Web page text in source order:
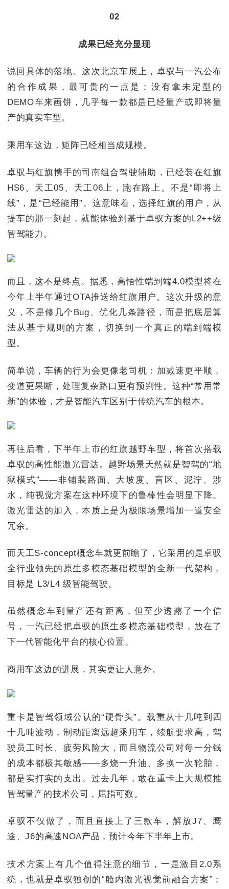
02
成果已经充分显现
说回具体的落地。这次北京车展上，卓驭与一汽公布
的合作成果，最可贵的一点是：没有拿未定型的
DEMO车来画饼，几乎每一款都是已经量产或即将量
产的真实车型。
乘用车这边，矩阵已经相当成规模。
卓驭与红旗携手的司南组合驾驶辅助，已经装在红旗
HS6、天工05、天工06上，跑在路上。不是“即将上
线”，是“已经能用”。这意味着，选择红旗的用户，从
提车的那一刻起，就能体验到基于卓驭方案的L2++级
智驾能力。
而且，这不是终点。据悉，高悟性端到端4.0模型将在
今年上半年通过OTA推送给红旗用户。这次升级的意
义，不是修几个Bug、优化几条路径，而是把底层算
法从基于规则的方案，切换到一个真正的端到端模
型。
简单说，车辆的行为会更像老司机：加减速更平顺，
变道更果断，处理复杂路口更有预判性。这种“常用常
新”的体验，才是智能汽车区别于传统汽车的根本。
再往后看，下半年上市的红旗越野车型，将首次搭载
卓驭的高性能激光雷达。越野场景天然就是智驾的“地
狱模式”——非铺装路面、大坡度、盲区、泥泞、涉
水，纯视觉方案在这种环境下的鲁棒性会明显下降。
激光雷达的加入，本质上是为极限场景增加一道安全
冗余。
而天工S-concept概念车就更前瞻了，它采用的是卓驭
全行业领先的原生多模态基础模型的全新一代架构，
目标是 L3/L4 级智能驾驶。
虽然概念车到量产还有距离，但至少透露了一个信
号，一汽已经把卓驭的原生多模态基础模型，放在了
下一代智能化平台的核心位置。
商用车这边的进展，其实更让人意外。
重卡是智驾领域公认的“硬骨头”。载重从十几吨到四
十几吨波动，制动距离远超乘用车，续航要求高，驾
驶员工时长、疲劳风险大，而且物流公司对每一分钱
的成本都极其敏感——多烧一升油、多换一次轮胎，
都是实打实的支出。过去几年，敢在重卡上大规模推
智驾量产的技术公司，屈指可数。
卓驭不仅做了，而且直接上了三款车，解放J7、鹰
途、J6的高速NOA产品，预计今年下半年上市。
技术方案上有几个值得注意的细节，一是激目2.0系
统，也就是卓驭独创的“舱内激光视觉前融合方案”；